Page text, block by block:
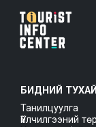
БИДНИЙ ТУХАЙ
Танилцуулга
Үйлчилгээний